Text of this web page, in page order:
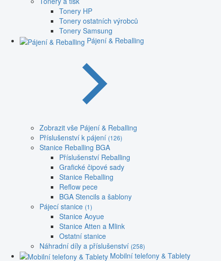
Tonery HP
Tonery ostatních výrobců
Tonery Samsung
Pájení & Reballing
Zobrazit vše Pájení & Reballing
Příslušenství k pájení (126)
Stanice Reballing BGA
Příslušenství Reballing
Grafické čipové sady
Stanice Reballing
Reflow pece
BGA Stencils a šablony
Pájecí stanice (1)
Stanice Aoyue
Stanice Atten a Mlink
Ostatní stanice
Náhradní díly a příslušenství (258)
Mobilní telefony & Tablety